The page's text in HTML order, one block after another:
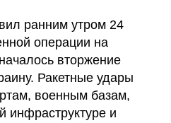
ранним утром 24
операции на
вторжение
Ракетные удары
военным базам,
инфраструктуре и